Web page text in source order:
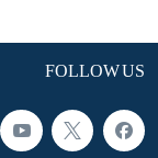
FOLLOW US